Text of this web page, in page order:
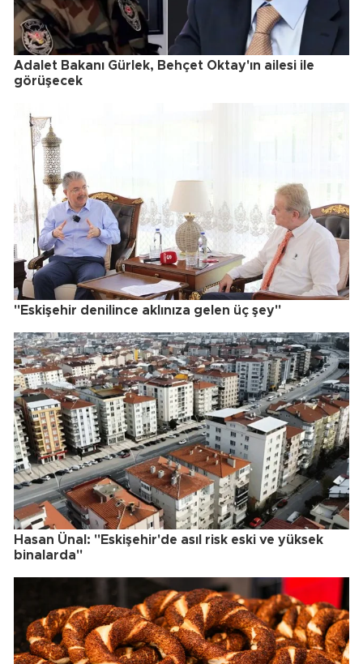
Adalet Bakanı Gürlek, Behçet Oktay'ın ailesi ile
görüşecek
"Eskişehir denilince aklınıza gelen üç şey"
Hasan Ünal: "Eskişehir'de asıl risk eski ve yüksek
binalarda"